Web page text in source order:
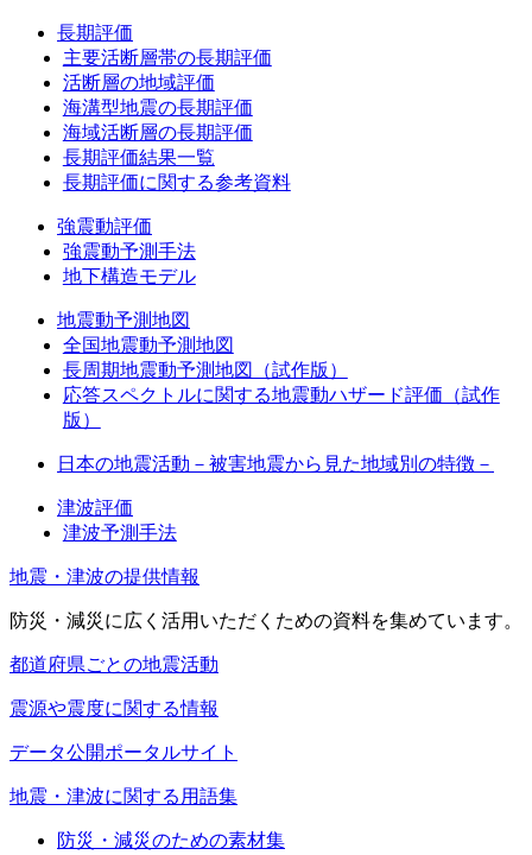
長期評価
主要活断層帯の長期評価
活断層の地域評価
海溝型地震の長期評価
海域活断層の長期評価
長期評価結果一覧
長期評価に関する参考資料
強震動評価
強震動予測手法
地下構造モデル
地震動予測地図
全国地震動予測地図
長周期地震動予測地図（試作版）
応答スペクトルに関する地震動ハザード評価（試作
版）
日本の地震活動－被害地震から見た地域別の特徴－
津波評価
津波予測手法
地震・津波の提供情報
防災・減災に広く活用いただくための資料を集めています。
都道府県ごとの地震活動
震源や震度に関する情報
データ公開ポータルサイト
地震・津波に関する用語集
防災・減災のための素材集